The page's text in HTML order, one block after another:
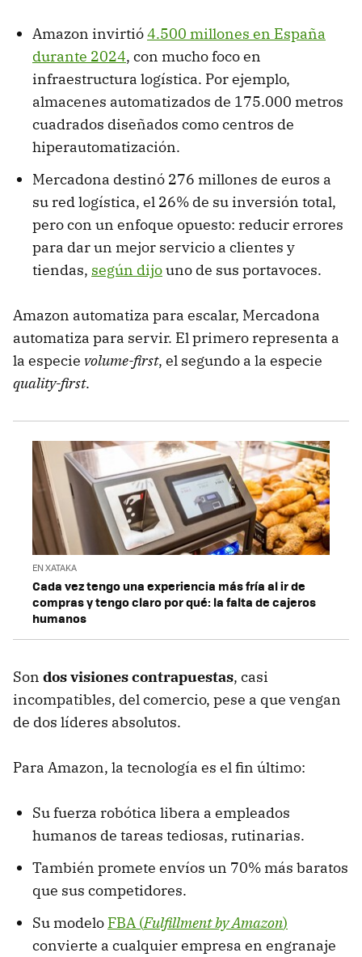
Amazon invirtió4.500 millones en España
durante 2024, con mucho foco en
infraestructura logística. Por ejemplo,
almacenes automatizados de 175.000 metros
cuadrados diseñados como centros de
hiperautomatización.
Mercadona destinó 276 millones de euros a
su red logística, el 26% de su inversión total,
pero con un enfoque opuesto: reducir errores
para dar un mejor servicio a clientes y
tiendas, según dijouno de sus portavoces.
Amazon automatiza para escalar, Mercadona
automatiza para servir. El primero representa a
la especie volume-first, el segundo a la especie
quality-first.
EN XATAKA
Cada vez tengo una experiencia más fría al ir de
compras y tengo claro por qué: la falta de cajeros
humanos
Son dos visiones contrapuestas, casi
incompatibles, del comercio, pese a que vengan
de dos líderes absolutos.
Para Amazon, la tecnología es el fin último:
Su fuerza robótica libera a empleados
humanos de tareas tediosas, rutinarias.
También promete envíos un 70% más baratos
que sus competidores.
Su modelo FBA (Fulfillment by Amazon)
convierte a cualquier empresa en engranaje